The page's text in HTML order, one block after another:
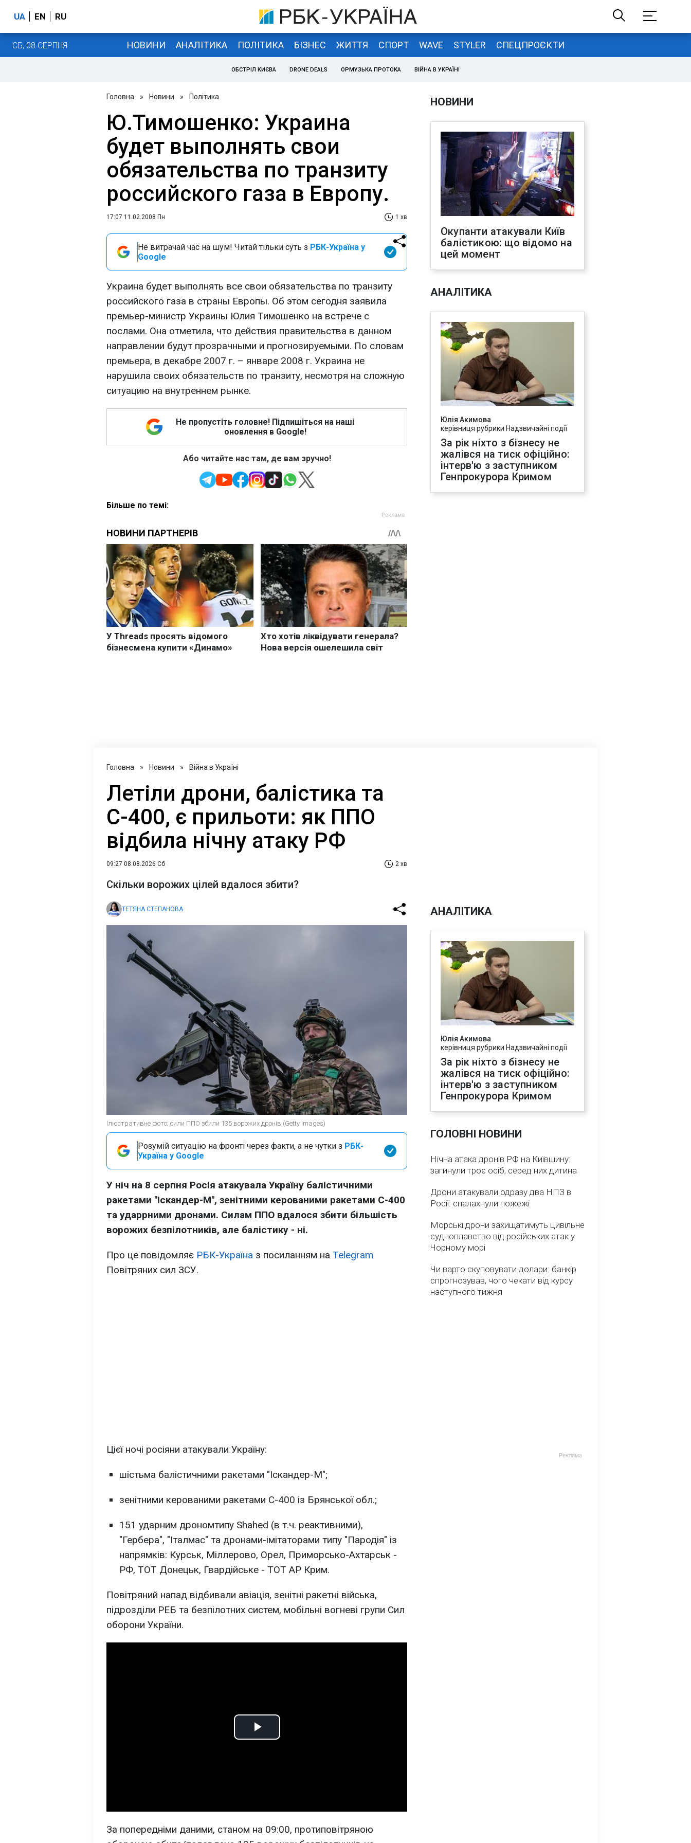
UA EN RU
СБ, 08 СЕРПНЯ НОВИНИ АНАЛІТИКА ПОЛІТИКА БІЗНЕС ЖИТТЯ СПОРТ WAVE STYLER СПЕЦПРОЄКТИ
ОБСТРІЛ КИЄВА DRONE DEALS ОРМУЗЬКА ПРОТОКА ВІЙНА В УКРАЇНІ
Головна » Новини » Політика
Ю.Тимошенко: Украина
будет выполнять свои
обязательства по транзиту
российского газа в Европу.
17:07 11.02.2008 Пн 1 хв
Не витрачай час на шум! Читай тільки суть з РБК-Україна у
Google
Украина будет выполнять все свои обязательства по транзиту
российского газа в страны Европы. Об этом сегодня заявила
премьер-министр Украины Юлия Тимошенко на встрече с
послами. Она отметила, что действия правительства в данном
направлении будут прозрачными и прогнозируемыми. По словам
премьера, в декабре 2007 г. – январе 2008 г. Украина не
нарушила своих обязательств по транзиту, несмотря на сложную
ситуацию на внутреннем рынке.
Не пропустіть головне! Підпишіться на наші
оновлення в Google!
Або читайте нас там, де вам зручно!
Більше по темі:
НОВИНИ
Окупанти атакували Київ
балістикою: що відомо на
цей момент
АНАЛІТИКА
Юлія Акимова
керівниця рубрики Надзвичайні події
За рік ніхто з бізнесу не
жалівся на тиск офіційно:
інтерв'ю з заступником
Генпрокурора Кримом
Головна » Новини » Війна в Україні
Летіли дрони, балістика та
С-400, є прильоти: як ППО
відбила нічну атаку РФ
09:27 08.08.2026 Сб 2 хв
Скільки ворожих цілей вдалося збити?
ТЕТЯНА СТЕПАНОВА
Ілюстративне фото: сили ППО збили 135 ворожих дронів (Getty Images)
Розумій ситуацію на фронті через факти, а не чутки з РБК-
Україна у Google
У ніч на 8 серпня Росія атакувала Україну балістичними
ракетами "Іскандер-М", зенітними керованими ракетами С-400
та ударрними дронами. Силам ППО вдалося збити більшість
ворожих безпілотників, але балістику - ні.
Про це повідомляє РБК-Україна з посиланням на Telegram
Повітряних сил ЗСУ.
Цієї ночі росіяни атакували Україну:
шістьма балістичними ракетами "Іскандер-М";
зенітними керованими ракетами С-400 із Брянської обл.;
151 ударним дрономтипу Shahed (в т.ч. реактивними),
"Гербера", "Італмас" та дронами-імітаторами типу "Пародія" із
напрямків: Курськ, Міллерово, Орел, Приморсько-Ахтарськ -
РФ, ТОТ Донецьк, Гвардійське - ТОТ АР Крим.
Повітряний напад відбивали авіація, зенітні ракетні війська,
підрозділи РЕБ та безпілотних систем, мобільні вогневі групи Сил
оборони України.
Play
За попередніми даними, станом на 09:00, протиповітряною
АНАЛІТИКА
Юлія Акимова
керівниця рубрики Надзвичайні події
За рік ніхто з бізнесу не
жалівся на тиск офіційно:
інтерв'ю з заступником
Генпрокурора Кримом
ГОЛОВНІ НОВИНИ
Нічна атака дронів РФ на Київщину:
загинули троє осіб, серед них дитина
Дрони атакували одразу два НПЗ в
Росії: спалахнули пожежі
Морські дрони захищатимуть цивільне
судноплавство від російських атак у
Чорному морі
Чи варто скуповувати долари: банкір
спрогнозував, чого чекати від курсу
наступного тижня